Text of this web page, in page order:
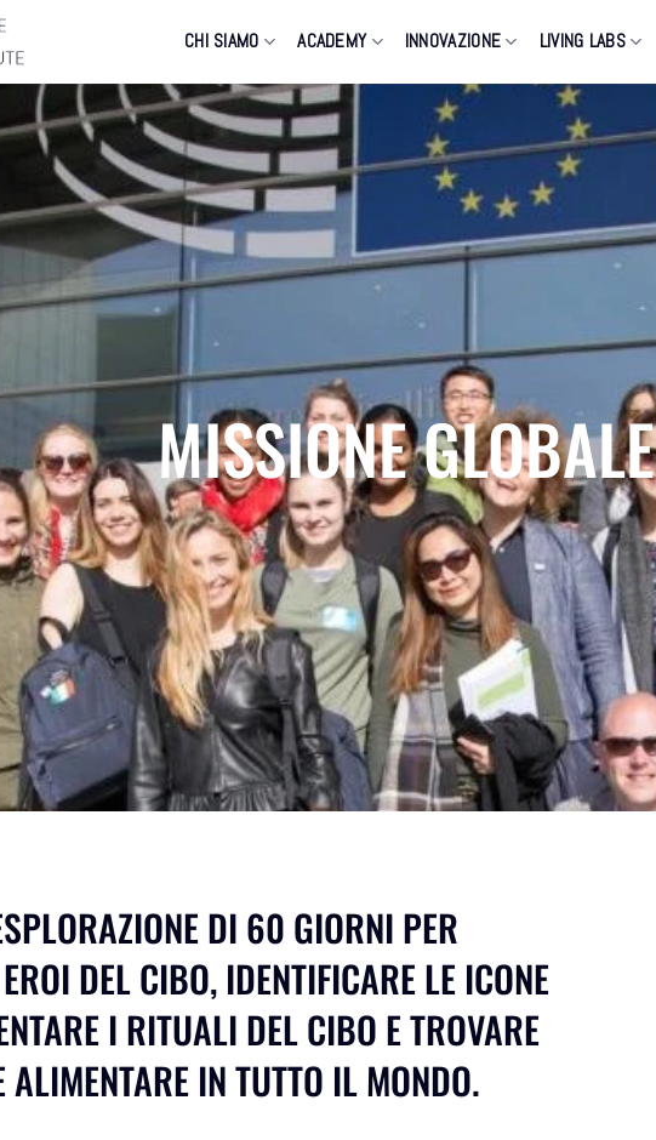
CHI SIAMO ACADEMY INNOVAZIONE LIVING LABS
MISSIONE GLOBALE
DI 60 GIORNI PER
DEL CIBO, IDENTIFICARE LE ICONE
I RITUALI DEL CIBO E TROVARE
ALIMENTARE IN TUTTO IL MONDO.